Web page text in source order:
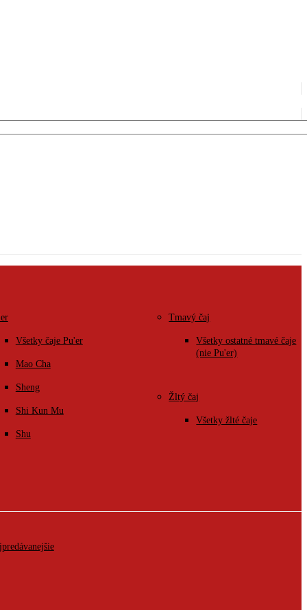
Všetky čaje Pu'er
Mao Cha
Sheng
Shi Kun Mu
Shu
Tmavý čaj
Všetky ostatné tmavé čaje
(nie Pu'er)
Žltý čaj
Všetky žlté čaje